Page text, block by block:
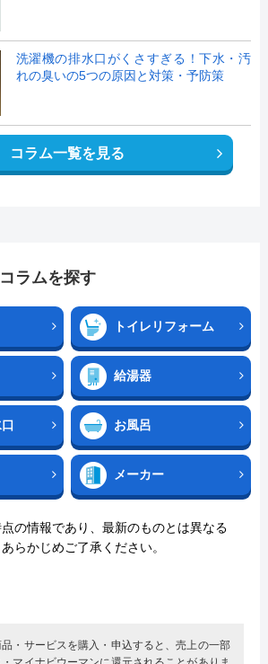
洗濯機の排水口がくさすぎる！下水・汚
れの臭いの5つの原因と対策・予防策
コラム一覧を見る
ラムを探す
トイレリフォーム
給湯器
お風呂
メーカー
の情報であり、最新のものとは異なる
らかじめご了承ください。
・サービスを購入・申込すると、売上の一部